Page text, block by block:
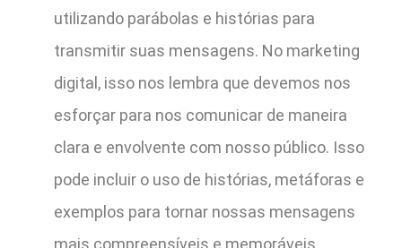
utilizando parábolas e histórias para
transmitir suas mensagens. No marketing
digital, isso nos lembra que devemos nos
esforçar para nos comunicar de maneira
clara e envolvente com nosso público. Isso
pode incluir o uso de histórias, metáforas e
exemplos para tornar nossas mensagens
mais compreensíveis e memoráveis.